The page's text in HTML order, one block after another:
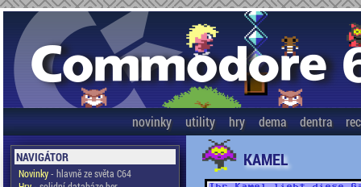
novinky utility hry dema dentra
NAVIGÁTOR
Novinky- hlavně ze světa C64
KAMEL